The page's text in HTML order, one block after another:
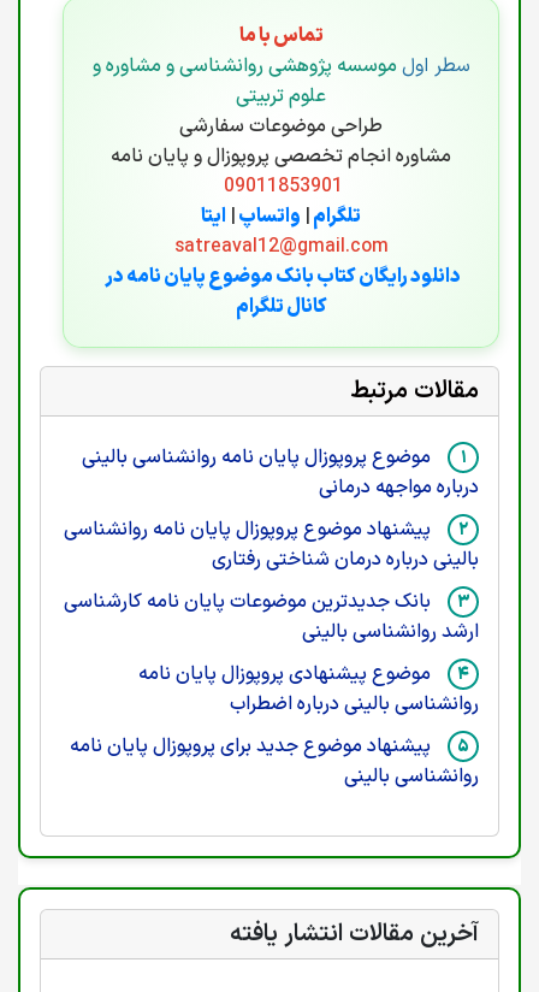
تماس با ما
سطر اول موسسه پژوهشی روانشناسی و مشاوره و
علوم تربیتی
طراحی موضوعات سفارشی
مشاوره انجام تخصصی پروپوزال و پایان نامه
09011853901
تلگرام| واتساپ| ایتا
satreaval12@gmail.com
دانلود رایگان کتاب بانک موضوع پایان نامه در
کانال تلگرام
مقالات مرتبط
موضوع پروپوزال پایان نامه روانشناسی بالینی
درباره مواجهه درمانی
پیشنهاد موضوع پروپوزال پایان نامه روانشناسی
بالینی درباره درمان شناختی رفتاری
بانک جدیدترین موضوعات پایان نامه کارشناسی
ارشد روانشناسی بالینی
موضوع پیشنهادی پروپوزال پایان نامه
روانشناسی بالینی درباره اضطراب
پیشنهاد موضوع جدید برای پروپوزال پایان نامه
روانشناسی بالینی
آخرین مقالات انتشار یافته